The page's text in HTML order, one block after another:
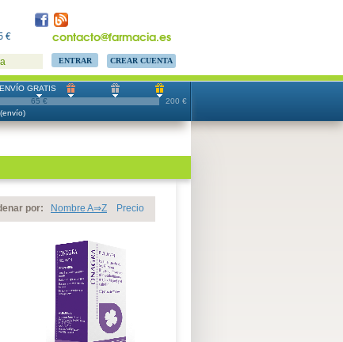
contacto@farmacia.es
€
CREAR CUENTA
200 €
ENVÍO GRATIS
65 €
por: Nombre A⇒Z Precio